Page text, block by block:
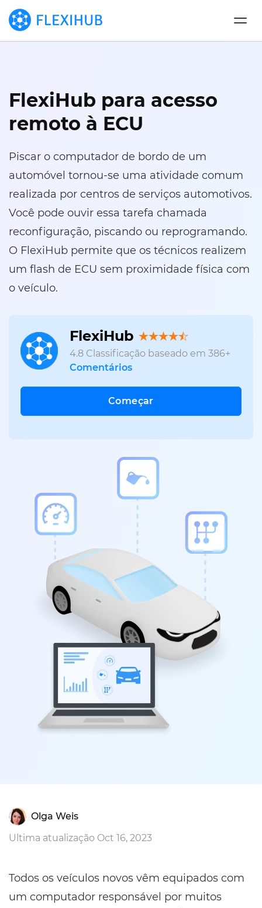
FlexiHub para acesso
remoto à ECU
Piscar o computador de bordo de um
automóvel tornou-se uma atividade comum
realizada por centros de serviços automotivos.
Você pode ouvir essa tarefa chamada
reconfiguração, piscando ou reprogramando.
O FlexiHub permite que os técnicos realizem
um flash de ECU sem proximidade física com
o veículo.
FlexiHub
4.8 Classificação baseado em 386+
Comentários
Começar
Olga Weis
Ultima atualização Oct 16, 2023
Todos os veículos novos vêm equipados com
um computador responsável por muitos